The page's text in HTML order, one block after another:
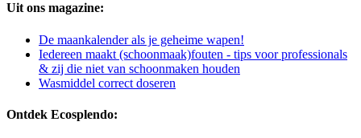
Uit ons magazine:
De maankalender als je geheime wapen!
Iedereen maakt (schoonmaak)fouten - tips voor professionals
& zij die niet van schoonmaken houden
Wasmiddel correct doseren
Ontdek Ecosplendo: